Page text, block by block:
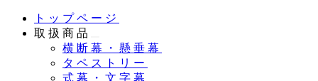
トップページ
取扱商品
横断幕・懸垂幕
タペストリー
式幕・文字幕